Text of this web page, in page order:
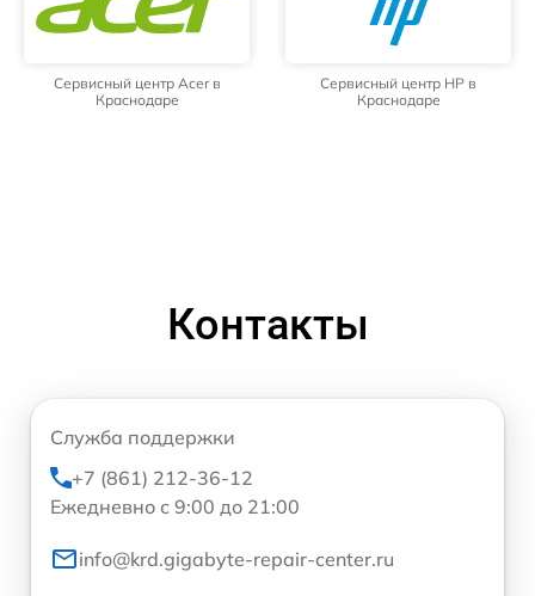
Сервисный центр Acer в
Краснодаре
Сервисный центр HP в
Краснодаре
Контакты
Служба поддержки
+7 (861) 212-36-12
Ежедневно с 9:00 до 21:00
info@krd.gigabyte-repair-center.ru